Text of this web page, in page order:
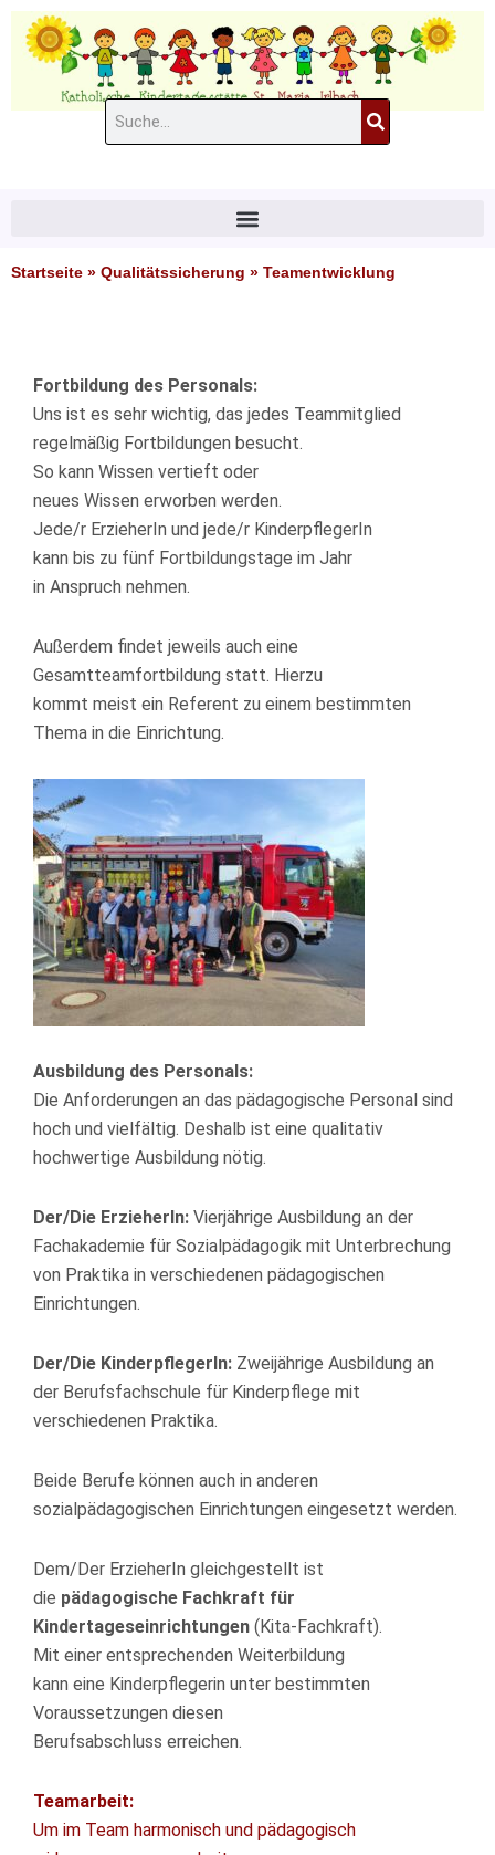
Zum
Inhalt
springen
Suche
Startseite » Qualitätssicherung » Teamentwicklung
Fortbildung des Personals:
Uns ist es sehr wichtig, das jedes Teammitglied
regelmäßig Fortbildungen besucht.
So kann Wissen vertieft oder
neues Wissen erworben werden.
Jede/r ErzieherIn und jede/r Kinder­pflegerIn
kann bis zu fünf Fortbildungstage im Jahr
in Anspruch nehmen.
Außerdem findet jeweils auch eine
Gesamtteamfortbildung statt. Hierzu
kommt meist ein Referent zu einem bestimmten
Thema in die Einrichtung.
Ausbildung des Personals:
Die Anforderungen an das pädagogische Personal sind
hoch und vielfältig. Deshalb ist eine qualitativ
hochwertige Ausbildung nötig.
Der/Die ErzieherIn: Vierjährige Ausbildung an der
Fachakademie für Sozialpädagogik mit Unterbrechung
von Praktika in verschiedenen pädagogischen
Einrichtungen.
Der/Die KinderpflegerIn: Zweijährige Ausbildung an
der Berufsfachschule für Kinderpflege mit
verschiedenen Praktika.
Beide Berufe können auch in anderen
sozialpädagogischen Einrichtungen eingesetzt werden.
Dem/Der ErzieherIn gleichgestellt ist
die pädagogische Fachkraft für
Kindertageseinrich­tungen (Kita-Fachkraft).
Mit einer entsprechenden Weiterbildung
kann eine Kinderpflegerin unter bestimmten
Voraussetzungen diesen
Berufsabschluss erreichen.
Teamarbeit:
Um im Team harmonisch und pädagogisch